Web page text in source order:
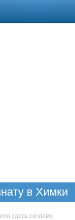
в Химки
здесь рекламу